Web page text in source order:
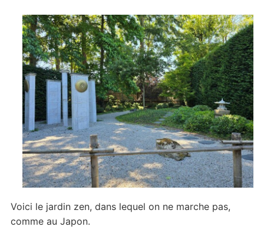
Voici le jardin zen, dans lequel on ne marche pas,
comme au Japon.